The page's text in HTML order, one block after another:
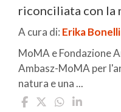
riconciliata con la
A cura di: Erika Bonelli
MoMA e Fondazione
Ambasz-MoMA per
natura e una ...